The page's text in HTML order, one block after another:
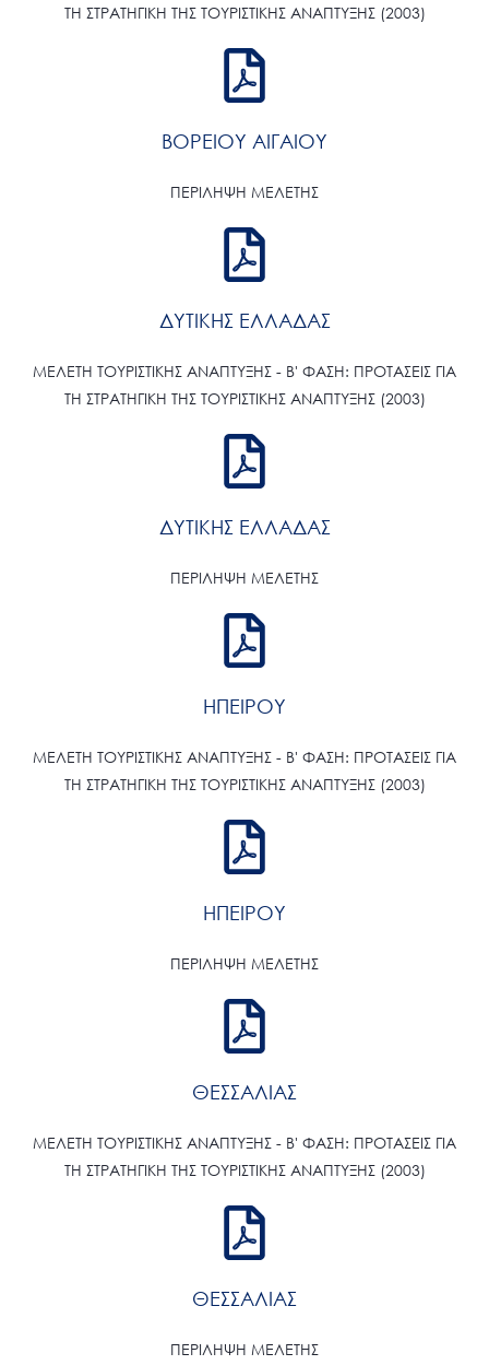
ΤΗ ΣΤΡΑΤΗΓΙΚΗ ΤΗΣ ΤΟΥΡΙΣΤΙΚΗΣ ΑΝΑΠΤΥΞΗΣ (2003)
ΒΟΡΕΙΟΥ ΑΙΓΑΙΟΥ
ΠΕΡΙΛΗΨΗ ΜΕΛΕΤΗΣ
ΔΥΤΙΚΗΣ ΕΛΛΑΔΑΣ
ΜΕΛΕΤΗ ΤΟΥΡΙΣΤΙΚΗΣ ΑΝΑΠΤΥΞΗΣ - Β' ΦΑΣΗ: ΠΡΟΤΑΣΕΙΣ ΓΙΑ
ΤΗ ΣΤΡΑΤΗΓΙΚΗ ΤΗΣ ΤΟΥΡΙΣΤΙΚΗΣ ΑΝΑΠΤΥΞΗΣ (2003)
ΔΥΤΙΚΗΣ ΕΛΛΑΔΑΣ
ΠΕΡΙΛΗΨΗ ΜΕΛΕΤΗΣ
ΗΠΕΙΡΟΥ
ΜΕΛΕΤΗ ΤΟΥΡΙΣΤΙΚΗΣ ΑΝΑΠΤΥΞΗΣ - Β' ΦΑΣΗ: ΠΡΟΤΑΣΕΙΣ ΓΙΑ
ΤΗ ΣΤΡΑΤΗΓΙΚΗ ΤΗΣ ΤΟΥΡΙΣΤΙΚΗΣ ΑΝΑΠΤΥΞΗΣ (2003)
ΗΠΕΙΡΟΥ
ΠΕΡΙΛΗΨΗ ΜΕΛΕΤΗΣ
ΘΕΣΣΑΛΙΑΣ
ΜΕΛΕΤΗ ΤΟΥΡΙΣΤΙΚΗΣ ΑΝΑΠΤΥΞΗΣ - Β' ΦΑΣΗ: ΠΡΟΤΑΣΕΙΣ ΓΙΑ
ΤΗ ΣΤΡΑΤΗΓΙΚΗ ΤΗΣ ΤΟΥΡΙΣΤΙΚΗΣ ΑΝΑΠΤΥΞΗΣ (2003)
ΘΕΣΣΑΛΙΑΣ
ΠΕΡΙΛΗΨΗ ΜΕΛΕΤΗΣ